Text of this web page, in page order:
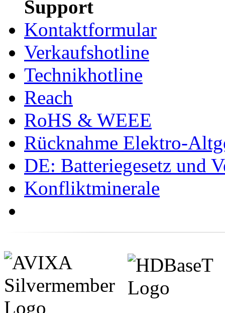
Support
Kontaktformular
Verkaufshotline
Technikhotline
Reach
RoHS & WEEE
Rücknahme Elektro-
DE: Batteriegesetz und
Konfliktminerale